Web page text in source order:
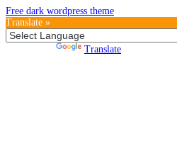
Free dark wordpress theme
Translate »
Translate